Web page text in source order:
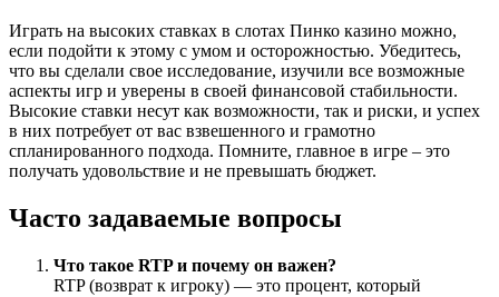
Играть на высоких ставках в слотах Пинко казино можно,
если подойти к этому с умом и осторожностью. Убедитесь,
что вы сделали свое исследование, изучили все возможные
аспекты игр и уверены в своей финансовой стабильности.
Высокие ставки несут как возможности, так и риски, и успех
в них потребует от вас взвешенного и грамотно
спланированного подхода. Помните, главное в игре – это
получать удовольствие и не превышать бюджет.
Часто задаваемые вопросы
Что такое RTP и почему он важен?
RTP (возврат к игроку) — это процент, который